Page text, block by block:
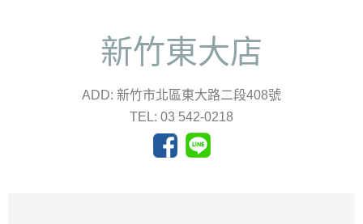
新竹東大店
ADD: 新竹市北區東大路二段408號
TEL: 03 542-0218